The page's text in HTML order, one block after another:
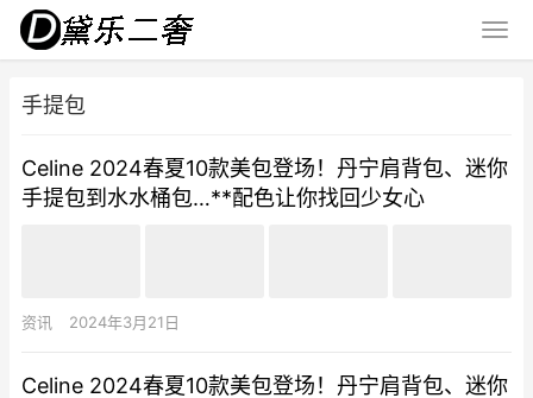
手提包
Celine 2024春夏10款美包登场！丹宁肩背包、迷你
手提包到水水桶包…**配色让你找回少女心
资讯 2024年3月21日
Celine 2024春夏10款美包登场！丹宁肩背包、迷你